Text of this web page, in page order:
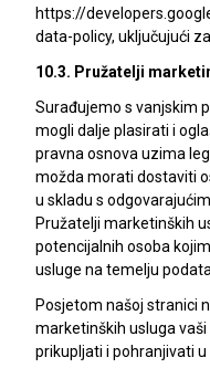
https://
data-policy, uključujući
10.3. Pružatelji
Surađujemo s vanjskim
mogli dalje plasirati i
pravna osnova uzima
možda morati dostaviti
u skladu s
Pružatelji marketinških
potencijalnih osoba
usluge na temelju
Posjetom našoj stranici
marketinških usluga
prikupljati i pohranjivati